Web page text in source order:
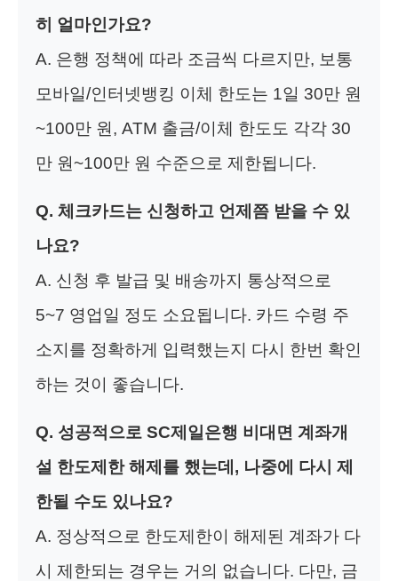
히 얼마인가요?
A. 은행 정책에 따라 조금씩 다르지만, 보통
모바일/인터넷뱅킹 이체 한도는 1일 30만 원
~100만 원, ATM 출금/이체 한도도 각각 30
만 원~100만 원 수준으로 제한됩니다.
Q. 체크카드는 신청하고 언제쯤 받을 수 있
나요?
A. 신청 후 발급 및 배송까지 통상적으로
5~7 영업일 정도 소요됩니다. 카드 수령 주
소지를 정확하게 입력했는지 다시 한번 확인
하는 것이 좋습니다.
Q. 성공적으로 SC제일은행 비대면 계좌개
설 한도제한 해제를 했는데, 나중에 다시 제
한될 수도 있나요?
A. 정상적으로 한도제한이 해제된 계좌가 다
시 제한되는 경우는 거의 없습니다. 다만, 금